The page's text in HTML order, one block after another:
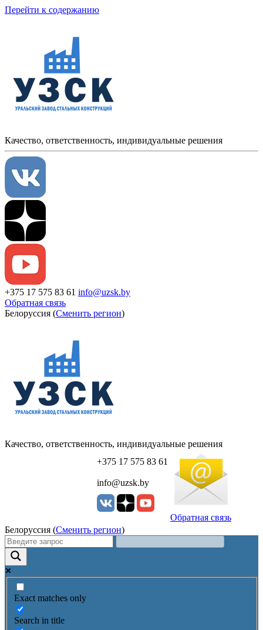
Перейти к содержанию
Качество, ответственность, индивидуальные решения
+375 17 575 83 61 info@uzsk.by
Обратная связь
Белоруссия (Сменить регион)
Качество, ответственность, индивидуальные решения
+375 17 575 83 61
info@uzsk.by
Обратная связь
Белоруссия (Сменить регион)
Exact matches only
Search in title